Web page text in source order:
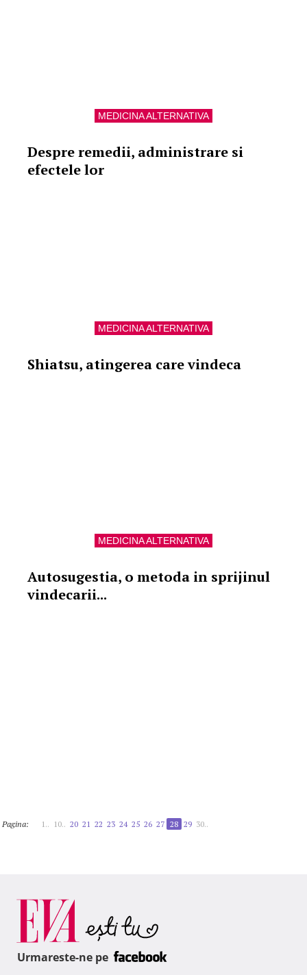
MEDICINA ALTERNATIVA
Despre remedii, administrare si
efectele lor
MEDICINA ALTERNATIVA
Shiatsu, atingerea care vindeca
MEDICINA ALTERNATIVA
Autosugestia, o metoda in sprijinul
vindecarii...
Pagina: 1.. 10.. 20 21 22 23 24 25 26 27 28 29 30..
Urmareste-ne pe